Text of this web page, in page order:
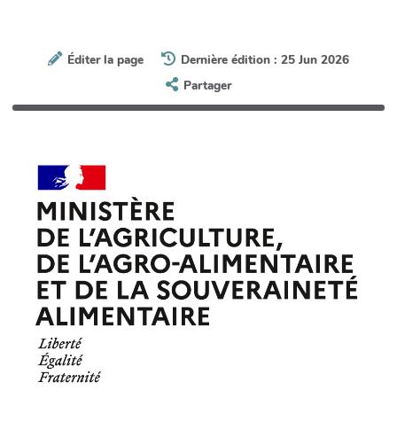
Éditer la page
Dernière édition : 25 Jun 2026
Partager